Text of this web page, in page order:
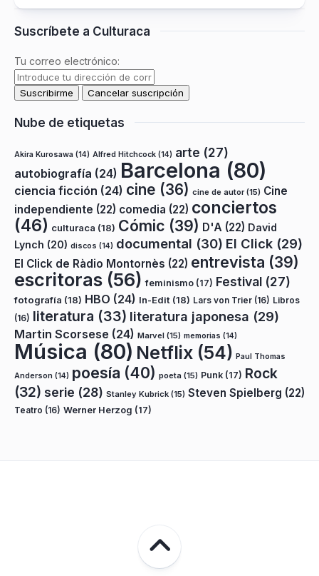
Suscríbete a Culturaca
Tu correo electrónico:
Nube de etiquetas
Akira Kurosawa (14) Alfred Hitchcock (14) arte (27)
autobiografía (24) Barcelona (80)
ciencia ficción (24) cine (36) cine de autor(15) Cine
independiente (22) comedia (22) conciertos
(46) culturaca (18) Cómic (39) D'A (22) David
Lynch (20) discos (14) documental (30) El Click (29)
El Click de Ràdio Montornès (22) entrevista (39)
escritoras (56) feminismo (17) Festival (27)
fotografía (18) HBO (24) In-Edit (18) Lars von Trier (16) Libros
(16) literatura (33) literatura japonesa (29)
Martin Scorsese (24) Marvel (15) memorias (14)
Música (80) Netflix (54) Paul Thomas
Anderson (14) poesía (40) poeta (15) Punk (17) Rock
(32) serie (28) Stanley Kubrick (15) Steven Spielberg (22)
Teatro (16) Werner Herzog (17)